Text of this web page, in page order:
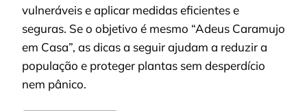
vulneráveis e aplicar medidas eficientes e
seguras. Se o objetivo é mesmo “Adeus Caramujo
em Casa”, as dicas a seguir ajudam a reduzir a
população e proteger plantas sem desperdício
nem pânico.